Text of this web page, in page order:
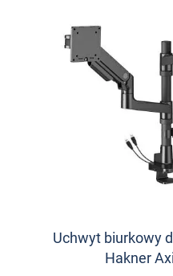
Uchwyt biurkowy
Hakner